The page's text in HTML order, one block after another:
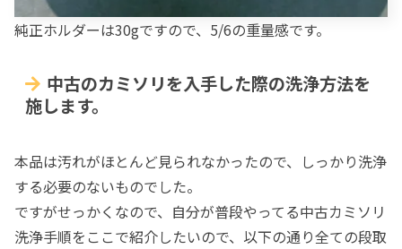
純正ホルダーは30gですので、5/6の重量感です。
中古のカミソリを入手した際の洗浄方法を
施します。
本品は汚れがほとんど見られなかったので、しっかり洗浄
する必要のないものでした。
ですがせっかくなので、自分が普段やってる中古カミソリ
洗浄手順をここで紹介したいので、以下の通り全ての段取